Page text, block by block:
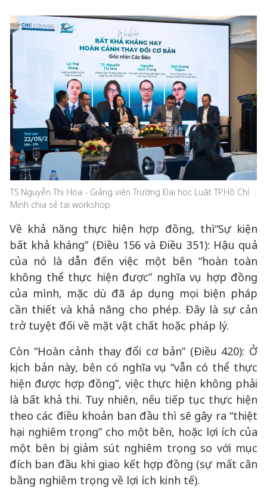
TS.Nguyễn Thị Hoa - Giảng viên Trường Đại học Luật TP.Hồ Chí
Minh chia sẻ tại workshop
Về khả năng thực hiện hợp đồng, thì“Sự kiện
bất khả kháng” (Điều 156 và Điều 351): Hậu quả
của nó là dẫn đến việc một bên “hoàn toàn
không thể thực hiện được” nghĩa vụ hợp đồng
của mình, mặc dù đã áp dụng mọi biện pháp
cần thiết và khả năng cho phép. Đây là sự cản
trở tuyệt đối về mặt vật chất hoặc pháp lý.
Còn “Hoàn cảnh thay đổi cơ bản” (Điều 420): Ở
kịch bản này, bên có nghĩa vụ “vẫn có thể thực
hiện được hợp đồng”, việc thực hiện không phải
là bất khả thi. Tuy nhiên, nếu tiếp tục thực hiện
theo các điều khoản ban đầu thì sẽ gây ra “thiệt
hại nghiêm trọng” cho một bên, hoặc lợi ích của
một bên bị giảm sút nghiêm trọng so với mục
đích ban đầu khi giao kết hợp đồng (sự mất cân
bằng nghiêm trọng về lợi ích kinh tế).